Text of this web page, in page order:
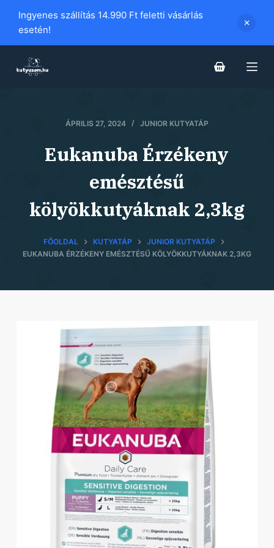
i
Ingyenes szállítás 14.990 Ft feletti vásárlás
esetén!
ÁPRILIS 27, 2024 JUNIOR KUTYATÁP
Eukanuba Érzékeny
emésztésű
kölyökkutyáknak 2,3kg
FŐOLDAL KUTYATÁP
JUNIOR KUTYATÁP
EUKANUBA ÉRZÉKENY EMÉSZTÉSŰ KÖLYÖKKUTYÁKNAK 2,3KG